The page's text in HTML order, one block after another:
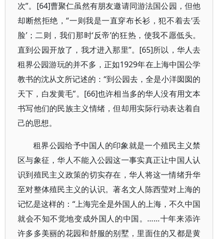
次”。[64]曹聚仁虽然有朋友邀请同游法国公园，但他
却断然拒绝，“一则我是一直穿布长衫，犯不着去‘丢
脸’；二则，我们那时‘反帝’的狂热，使我不愿低头。
直到公园开放了，我才进入那里”。[65]所以，华人去
租界公园游玩的并不多，正如1929年在上海中国公学
教书的沈从文所记述的：“到公园去，全是小洋囡囡的
天下，白发黄毛”。[66]也许相当多的华人没有用文本
书写他们的民族主义情绪，但却用实际行动表达着自
己的思想。
租界公园给予中国人的印象就是一个殖民主义禁
区与象征，华人不能入公园这一事实真正让中国人认
识到殖民主义政策的切实存在，华人将这一情绪升华
至对整体殖民主义的认识。著名文人陈西莹对上海的
记忆是这样的：“上海完全是外国人的上海，不久中国
就会不知不觉地变成外国人的中国。……十年来添许
许多多美丽的花园和舒服的别墅，里面住的又都是黄